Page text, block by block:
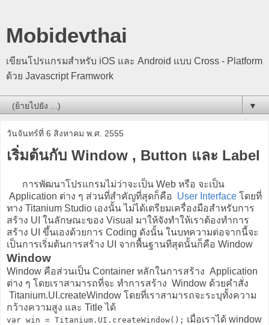
Mobidevthai
เขียนโปรแกรมสำหรับ iOS และ Android แบบ Cross - Platform
ด้วย Javascript Framwork
▼
วันจันทร์ที่ 6 สิงหาคม พ.ศ. 2555
เริ่มต้นกับ Window , Button และ Label
การพัฒนาโปรแกรมไม่ว่าจะเป็น Web หรือ จะเป็น
Application ต่าง ๆ ส่วนที่สำคัญที่สุดก็คือ User Interface โดยที่
ทาง Titanium Studio เองนั้น ไม่ได้เตรียมเครื่องมือสำหรับการ
สร้าง UI ในลักษณะของ Visual มาให้จังทำให้เราต้องทำการ
สร้าง UI ขึ้นเองด้วยการ Coding ดังนั้น ในบทความต่อจากนี้จะ
เป็นการเริ่มต้นการสร้าง UI จากพื้นฐานทีสุดนั้นก็คือ Window
Window
Window คือส่วนเป็น Container หลักในการสร้าง Application
ต่าง ๆ โดยเราสามารถที่จะ ทำการสร้าง Window ด้วยคำสั่ง
Titanium.UI.createWindow โดยที่เราสามารถจะระบุทั้งความ
กว้างความสูง และ Title ได้
var win = Titanium.UI.createWindow(); เมื่อเราได้ window